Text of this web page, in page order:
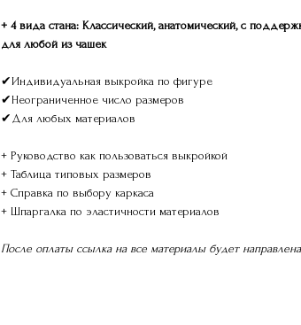
+ 4 вида стана: Классический, анатомический, с
для любой из чашек
✔Индивидуальная выкройка по фигуре
✔Неограниченное число размеров
✔Для любых материалов
+ Руководство как пользоваться выкройкой
+ Таблица типовых размеров
+ Справка по выбору каркаса
+ Шпаргалка по эластичности материалов
После оплаты ссылка на все материалы будет